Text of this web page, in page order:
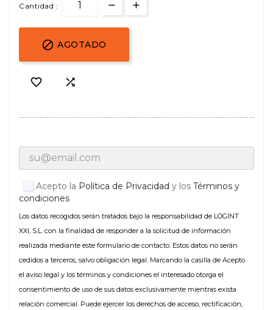
Cantidad :
 AGOTADO
 
Acepto la Política de Privacidad y los Términos y
condiciones
Los datos recogidos serán tratados bajo la responsabilidad de LOGINT
XXI, S.L. con la finalidad de responder a la solicitud de información
realizada mediante este formulario de contacto. Estos datos no serán
cedidos a terceros, salvo obligación legal. Marcando la casilla de Acepto
el aviso legal y los términos y condiciones el interesado otorga el
consentimiento de uso de sus datos exclusivamente mientras exista
relación comercial. Puede ejercer los derechos de acceso, rectificación,